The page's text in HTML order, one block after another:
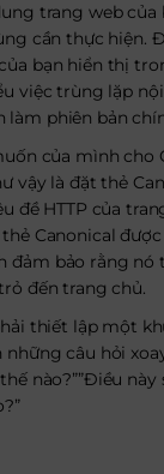
trang web của
cần thực hiện.
bạn hiển thị
việc trùng lặp
làm phiên bản
của mình cho
vậy là đặt thẻ
đề HTTP của
Canonical
đảm bảo rằng nó
đến trang chủ.
thiết lập một
những câu hỏi
nào?””Điều